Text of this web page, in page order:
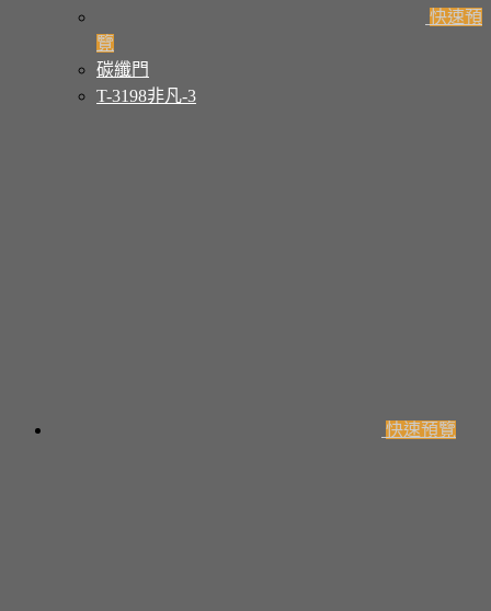
快速預
覽
碳纖門
T-3198非凡-3
快速預覽